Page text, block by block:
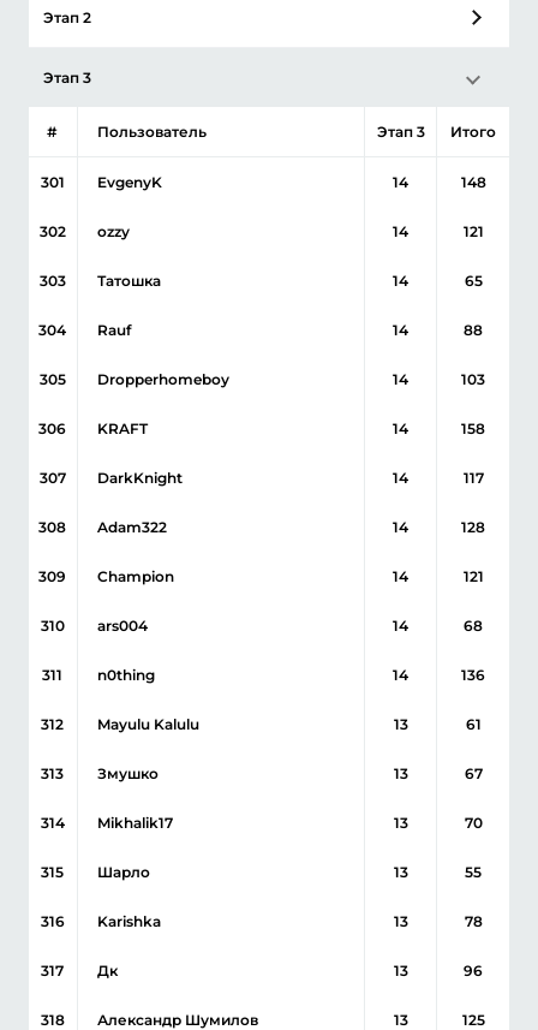
ОНЛАЙН-КАЗИНО
BETERA
МАТЧ-ЦЕНТР
Этап 2
Этап 3
# Пользователь Этап 3 Итого
301 EvgenyK 14 148
302 ozzy 14 121
303 Татошка 14 65
304 Rauf 14 88
305 Dropperhomeboy 14 103
306 KRAFT 14 158
307 DarkKnight 14 117
308 Adam322 14 128
309 Champion 14 121
310 ars004 14 68
311 n0thing 14 136
312 Mayulu Kalulu 13 61
313 Змушко 13 67
314 Mikhalik17 13 70
315 Шарло 13 55
316 Karishka 13 78
317 Дк 13 96
318 Александр Шумилов 13 125